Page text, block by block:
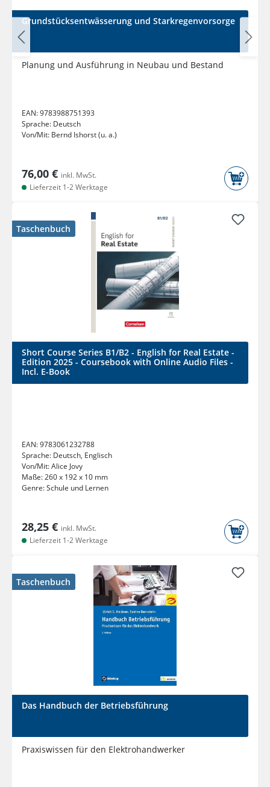
Grundstücksentwässerung und Starkregenvorsorge
Planung und Ausführung in Neubau und Bestand
EAN:9783988751393
Sprache: Deutsch
Von/Mit: Bernd Ishorst (u. a.)
76,00 € inkl. MwSt.
Lieferzeit 1-2 Werktage
Taschenbuch
Short Course Series B1/B2 - English for Real Estate -
Edition 2025 - Coursebook with Online Audio Files -
Incl. E-Book
EAN:9783061232788
Sprache: Deutsch, Englisch
Von/Mit:Alice Jovy
Maße:260 x 192 x 10 mm
Genre:Schule und Lernen
28,25 € inkl. MwSt.
Lieferzeit 1-2 Werktage
Taschenbuch
Das Handbuch der Betriebsführung
Praxiswissen für den Elektrohandwerker